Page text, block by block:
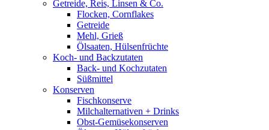
Getreide, Reis, Linsen & Co.
Flocken, Cornflakes
Getreide
Mehl, Grieß
Ölsaaten, Hülsenfrüchte
Koch- und Backzutaten
Back- und Kochzutaten
Süßmittel
Konserven
Fischkonserve
Milchalternativen + Drinks
Obst-Gemüsekonserven